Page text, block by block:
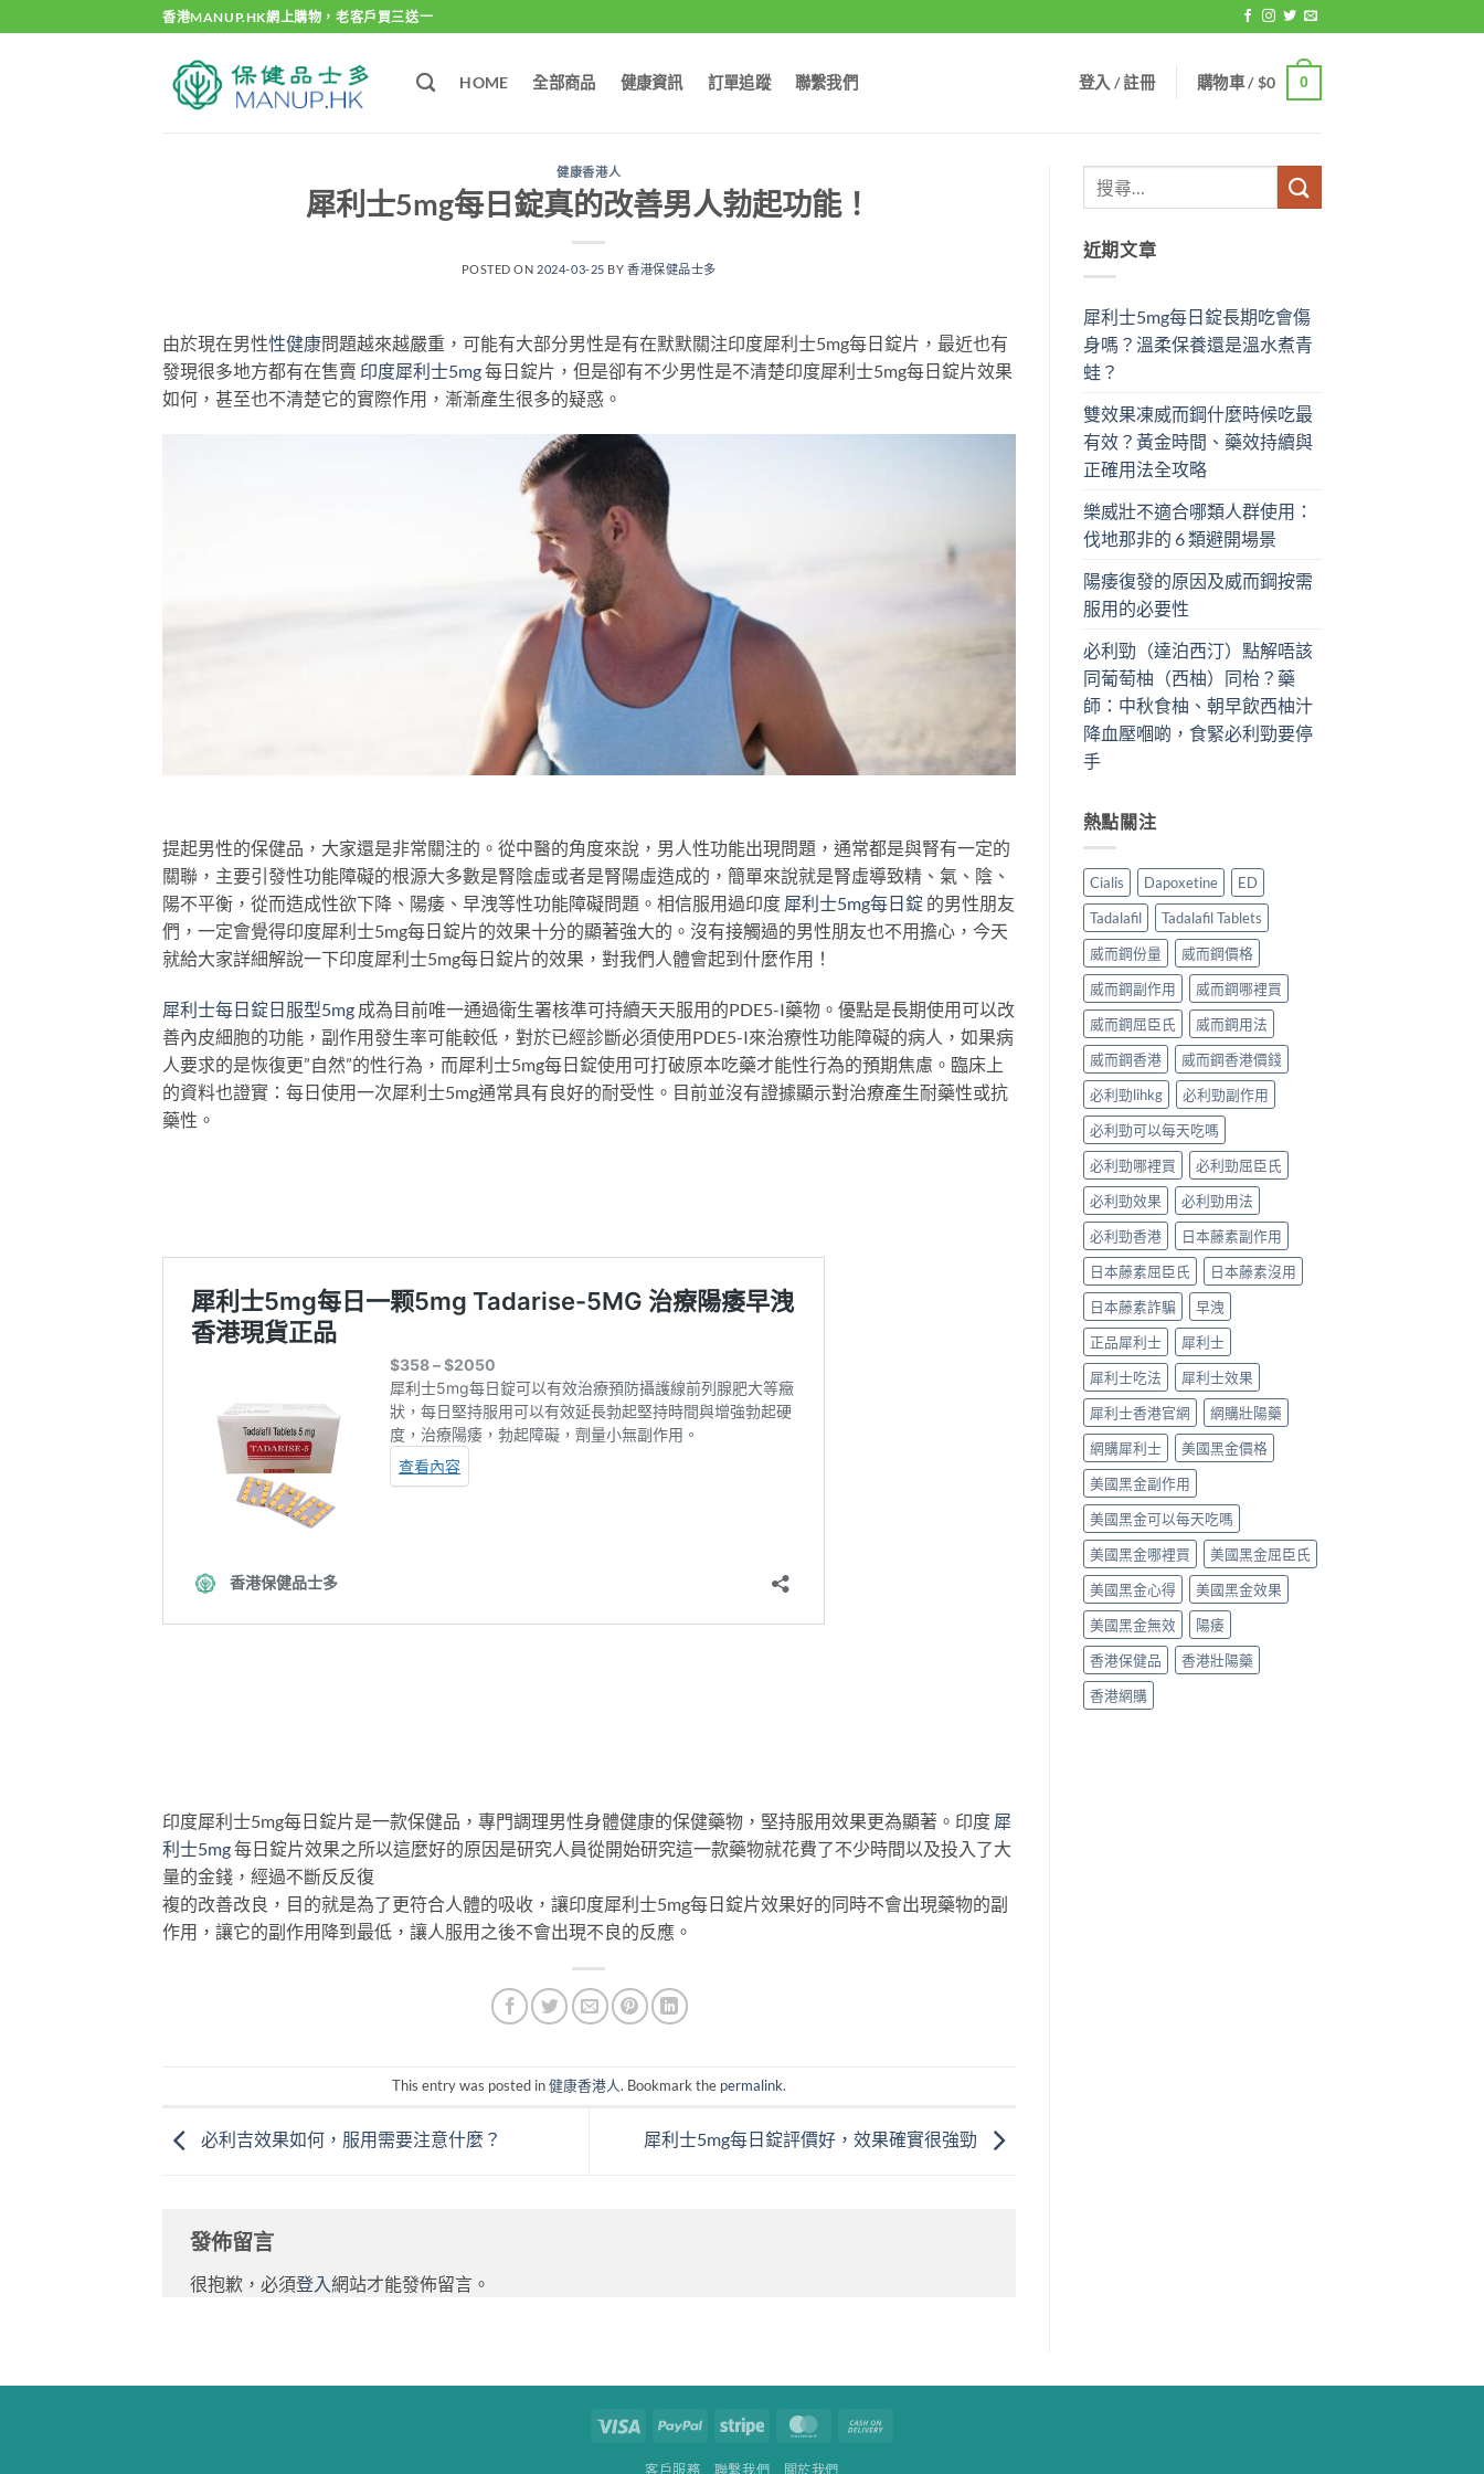
to
香港MANUP.HK網上購物，老客戶買三送一
HOME 全部商品 健康資訊 訂單追蹤 聯繫我們 登入 / 註冊 購物車 /$0 0
健康香港人
犀利士5mg每日錠真的改善男人勃起功能！
POSTED ON 2024-03-25 BY香港保健品士多
由於現在男性性健康問題越來越嚴重，可能有大部分男性是有在默默關注印度犀利士5mg每日錠片，最近也有
發現很多地方都有在售賣 印度犀利士5mg每日錠片，但是卻有不少男性是不清楚印度犀利士5mg每日錠片效果
如何，甚至也不清楚它的實際作用，漸漸產生很多的疑惑。
提起男性的保健品，大家還是非常關注的。從中醫的角度來說，男人性功能出現問題，通常都是與腎有一定的
關聯，主要引發性功能障礙的根源大多數是腎陰虛或者是腎陽虛造成的，簡單來說就是腎虛導致精、氣、陰、
陽不平衡，從而造成性欲下降、陽痿、早洩等性功能障礙問題。相信服用過印度 犀利士5mg每日錠 的男性朋友
們，一定會覺得印度犀利士5mg每日錠片的效果十分的顯著強大的。沒有接觸過的男性朋友也不用擔心，今天
就給大家詳細解說一下印度犀利士5mg每日錠片的效果，對我們人體會起到什麼作用！
犀利士每日錠日服型5mg 成為目前唯一通過衛生署核準可持續天天服用的PDE5-I藥物。優點是長期使用可以改
善內皮細胞的功能，副作用發生率可能較低，對於已經診斷必須使用PDE5-I來治療性功能障礙的病人，如果病
人要求的是恢復更”自然”的性行為，而犀利士5mg每日錠使用可打破原本吃藥才能性行為的預期焦慮。臨床上
的資料也證實：每日使用一次犀利士5mg通常具有良好的耐受性。目前並沒有證據顯示對治療產生耐藥性或抗
藥性。
印度犀利士5mg每日錠片是一款保健品，專門調理男性身體健康的保健藥物，堅持服用效果更為顯著。印度 犀
利士5mg每日錠片效果之所以這麼好的原因是研究人員從開始研究這一款藥物就花費了不少時間以及投入了大
量的金錢，經過不斷反反復
複的改善改良，目的就是為了更符合人體的吸收，讓印度犀利士5mg每日錠片效果好的同時不會出現藥物的副
作用，讓它的副作用降到最低，讓人服用之後不會出現不良的反應。
This entry was posted in健康香港人. Bookmark the permalink.
必利吉效果如何，服用需要注意什麼？ 犀利士5mg每日錠評價好，效果確實很強勁
發佈留言
很抱歉，必須登入 網站才能發佈留言。
近期文章
犀利士5mg每日錠長期吃會傷
身嗎？溫柔保養還是溫水煮青
蛙？
雙效果凍威而鋼什麼時候吃最
有效？黃金時間、藥效持續與
正確用法全攻略
樂威壯不適合哪類人群使用：
伐地那非的 6 類避開場景
陽痿復發的原因及威而鋼按需
服用的必要性
必利勁（達泊西汀）點解唔該
同葡萄柚（西柚）同枱？藥
師：中秋食柚、朝早飲西柚汁
降血壓嗰啲，食緊必利勁要停
手
熱點關注
Cialis Dapoxetine
ED
Tadalafil
Tadalafil Tablets
威而鋼份量
威而鋼價格
威而鋼副作用
威而鋼哪裡買
威而鋼屈臣氏
威而鋼用法
威而鋼香港
威而鋼香港價錢
必利勁lihkg
必利勁副作用
必利勁可以每天吃嗎
必利勁哪裡買
必利勁屈臣氏
必利勁效果
必利勁用法
必利勁香港
日本藤素副作用
日本藤素屈臣氏
日本藤素沒用
日本藤素詐騙
早洩
正品犀利士
犀利士
犀利士吃法
犀利士效果
犀利士香港官網
網購壯陽藥
網購犀利士
美國黑金價格
美國黑金副作用
美國黑金可以每天吃嗎
美國黑金哪裡買
美國黑金屈臣氏
美國黑金心得
美國黑金效果
美國黑金無效
陽痿
香港保健品
香港壯陽藥
香港網購
Visa PayPal Stripe MasterCard
客戶服務 聯繫我們 關於我們